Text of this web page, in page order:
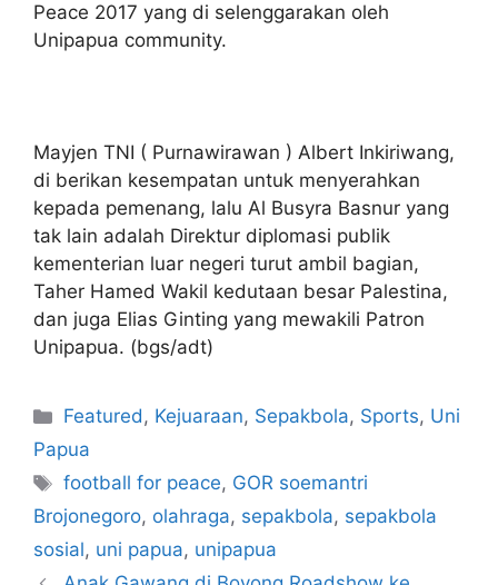
Peace 2017 yang di selenggarakan oleh
Unipapua community.
Mayjen TNI ( Purnawirawan ) Albert Inkiriwang,
di berikan kesempatan untuk menyerahkan
kepada pemenang, lalu Al Busyra Basnur yang
tak lain adalah Direktur diplomasi publik
kementerian luar negeri turut ambil bagian,
Taher Hamed Wakil kedutaan besar Palestina,
dan juga Elias Ginting yang mewakili Patron
Unipapua. (bgs/adt)
Featured, Kejuaraan, Sepakbola, Sports, Uni
Papua
football for peace, GOR soemantri
Brojonegoro, olahraga, sepakbola, sepakbola
sosial, uni papua, unipapua